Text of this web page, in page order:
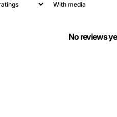
With media
No reviews